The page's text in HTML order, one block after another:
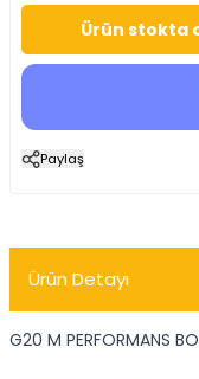
Ürün stokta
Paylaş
Ürün Detayı
G20 M PERFORMANS